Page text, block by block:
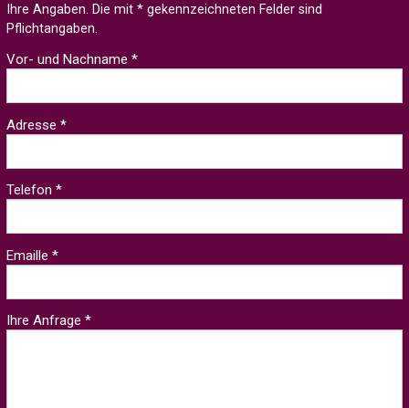
Ihre Angaben. Die mit * gekennzeichneten Felder sind
Pflichtangaben.
Vor- und Nachname *
Adresse *
Telefon *
Emaille *
Ihre Anfrage *